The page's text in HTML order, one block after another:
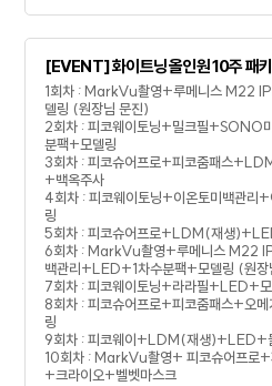
[EVENT] 화이트닝 올인원 10주 패키
1회차 : MarkVu촬영+루메니스 M22
델링 (원장님 문진)
2회차 : 피코웨이토닝+밀크필+SONO
분팩+모델링
3회차 : 피코슈어프로+피코줌패스
+백옥주사
4회차 : 피코웨이토닝+이온토미백관
링
5회차 : 피코슈어프로+LDM(재생
6회차 : MarkVu촬영+루메니스 M22
백관리+LED+1차수분팩+모델링 (원장
7회차 : 피코웨이토닝+라라필+LED+
8회차 : 피코슈어프로+피코줌패스+오
링
9회차 : 피코웨이+LDM(재생)+LED+
10회차 : MarkVu촬영+ 피코슈어프로+
+크라이오+벨벳마스크